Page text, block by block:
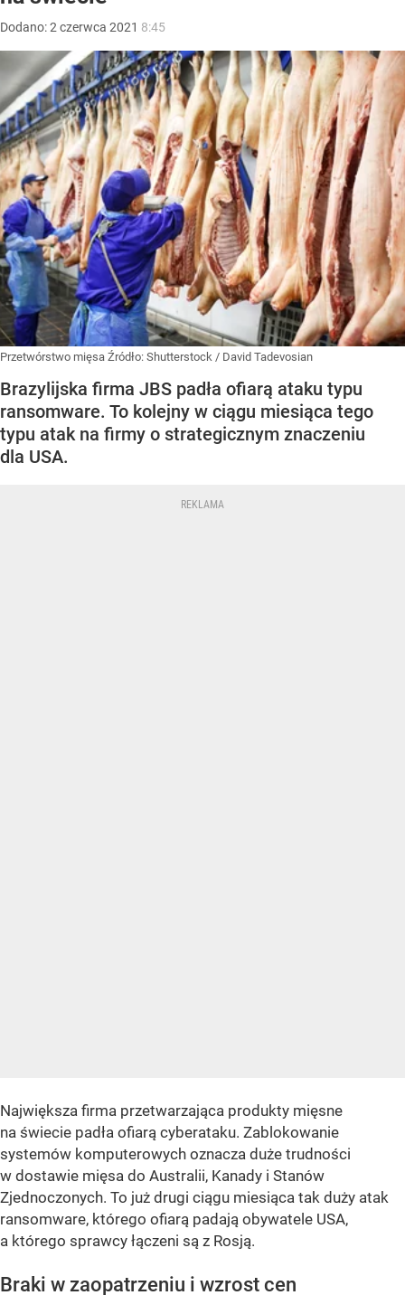
Dodano:2 czerwca 2021 8:45
Przetwórstwo mięsa Źródło: Shutterstock / David Tadevosian
Brazylijska firma JBS padła ofiarą ataku typu
ransomware. To kolejny w ciągu miesiąca tego
typu atak na firmy o strategicznym znaczeniu
dla USA.
Największa firma przetwarzająca produkty mięsne
na świecie padła ofiarą cyberataku. Zablokowanie
systemów komputerowych oznacza duże trudności
w dostawie mięsa do Australii, Kanady i Stanów
Zjednoczonych. To już drugi ciągu miesiąca tak duży atak
ransomware, którego ofiarą padają obywatele USA,
a którego sprawcy łączeni są z Rosją.
Braki w zaopatrzeniu i wzrost cen